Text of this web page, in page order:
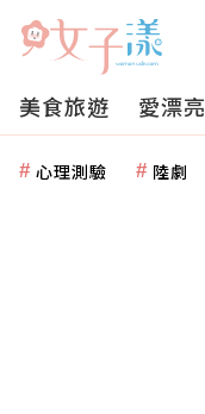
美食旅遊 愛漂亮
心理測驗 陸劇